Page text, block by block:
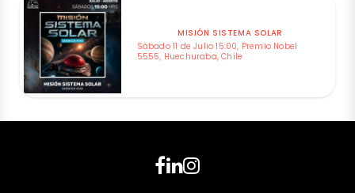
MISIÓN SISTEMA SOLAR
Sábado 11 de Julio 15:00, Premio Nobel
5555, Huechuraba, Chile